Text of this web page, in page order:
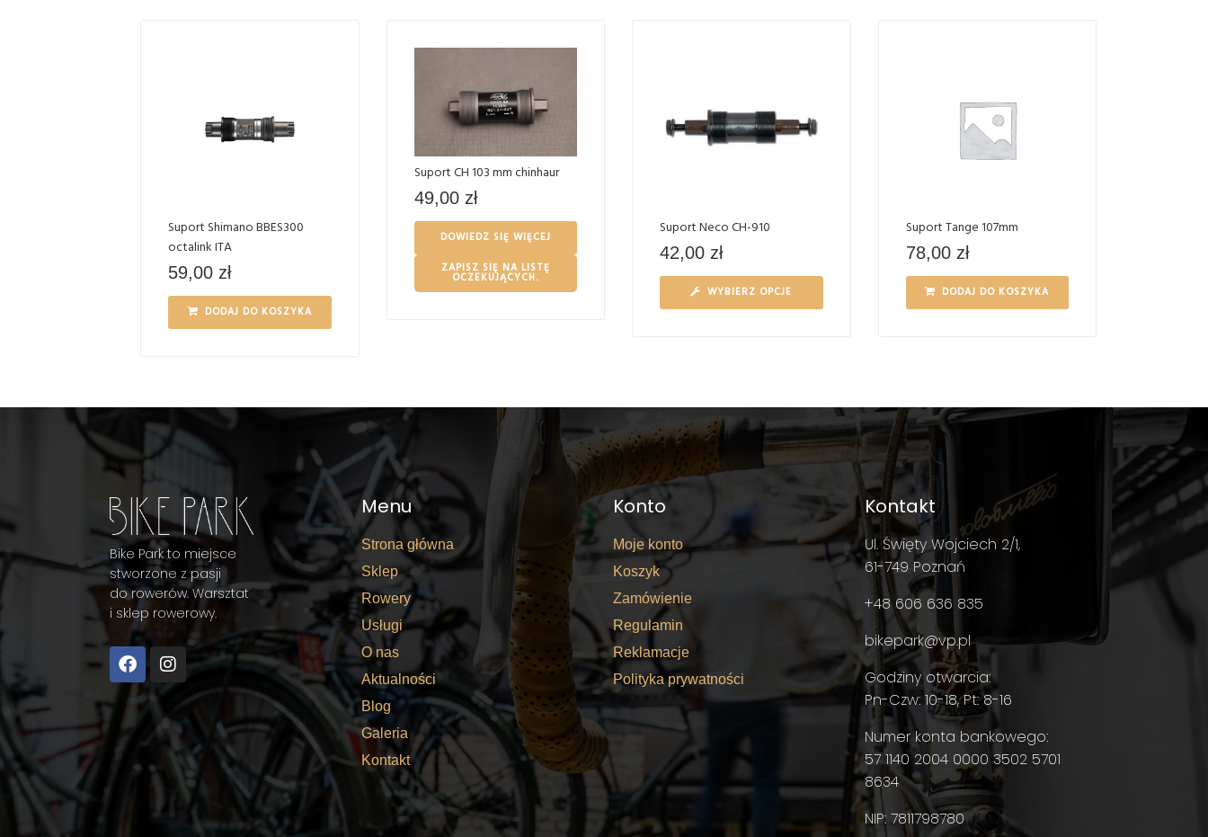
Suport Shimano BBES300
octalink ITA
59,00 zł
DODAJ DO KOSZYKA
Suport CH 103 mm chinhaur
49,00 zł
DOWIEDZ SIĘ WIĘCEJ
ZAPISZ SIĘ NA LISTĘ
OCZEKUJĄCYCH.
Suport Neco CH-910
42,00 zł
WYBIERZ OPCJE
Suport Tange 107mm
78,00 zł
DODAJ DO KOSZYKA
Bike Park to miejsce
stworzone z pasji
do rowerów. Warsztat
i sklep rowerowy.
Menu
Strona główna
Sklep
Rowery
Usługi
O nas
Aktualności
Blog
Galeria
Kontakt
Konto
Moje konto
Koszyk
Zamówienie
Regulamin
Reklamacje
Polityka prywatności
Kontakt
Ul. Święty Wojciech 2/1,
61-749 Poznań
+48 606 636 835
bikepark@vp.pl
Godziny otwarcia:
Pn-Czw: 10-18, Pt: 8-16
Numer konta bankowego:
57 1140 2004 0000 3502 5701
8634
NIP: 7811798780